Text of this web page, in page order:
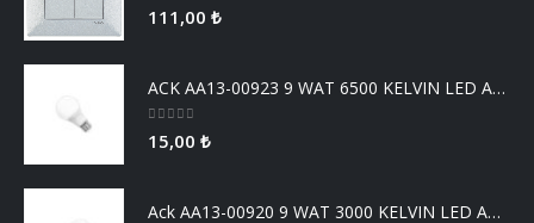
0 5 üzerinden
111,00 ₺
ACK AA13-00923 9 WAT 6500 KELVIN LED AMPUL
0 5 üzerinden
15,00 ₺
Ack AA13-00920 9 WAT 3000 KELVIN LED AMPUL